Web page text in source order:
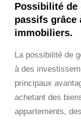
Possibilité de
passifs grâce
immobiliers.
La possibilité de
à des
principaux
achetant des
appartements,